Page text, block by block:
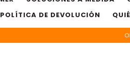
POLÍTICA DE DEVOLUCIÓN